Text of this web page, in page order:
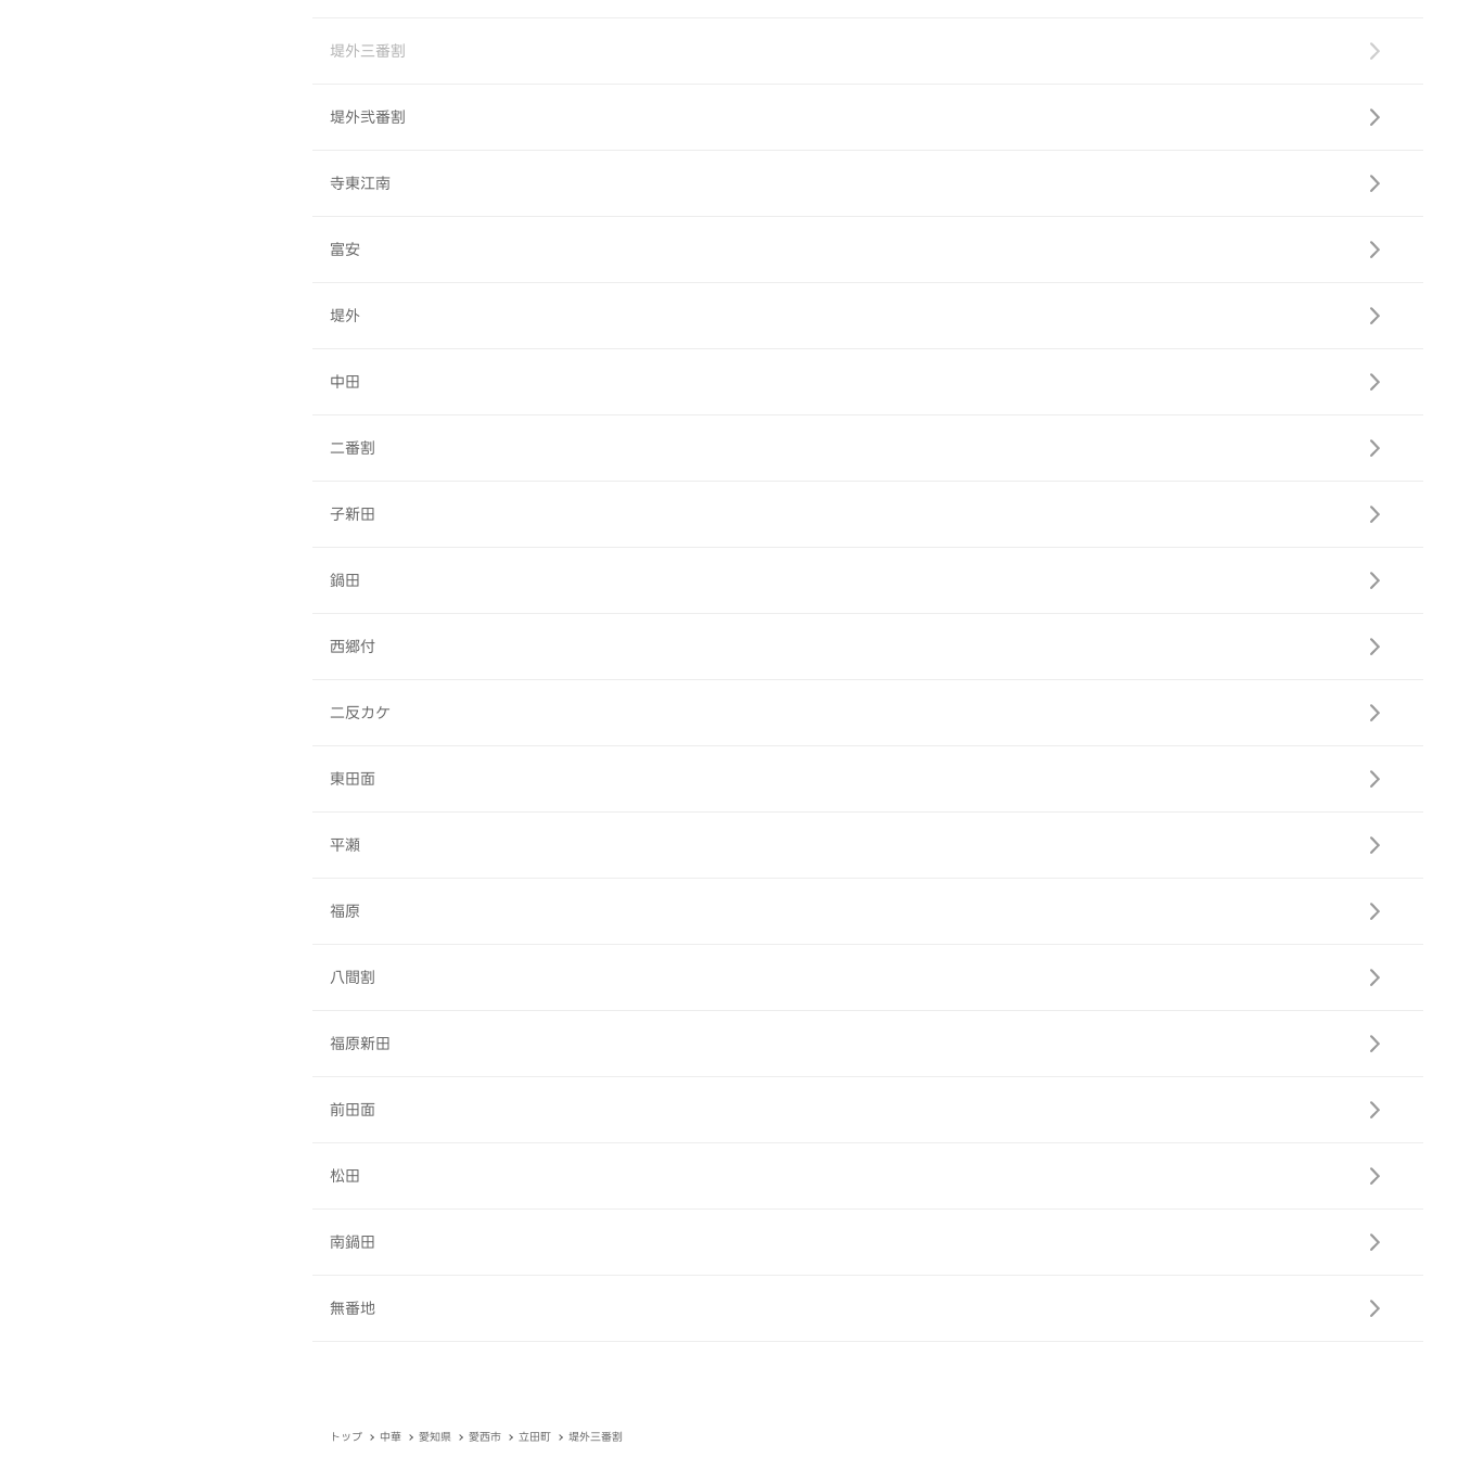
堤外三番割
堤外弐番割
寺東江南
富安
堤外
中田
二番割
子新田
鍋田
西郷付
二反カケ
東田面
平瀬
福原
八間割
福原新田
前田面
松田
南鍋田
無番地
トップ 中華 愛知県 愛西市 立田町 堤外三番割